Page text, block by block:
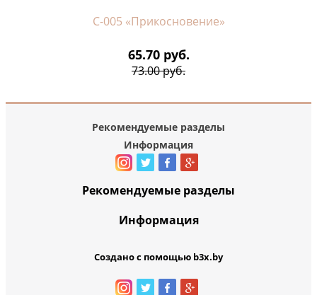
С-005 «Прикосновение»
65.70 руб.
73.00 руб.
Рекомендуемые разделы
Информация
Рекомендуемые разделы
Информация
Создано с помощью b3x.by